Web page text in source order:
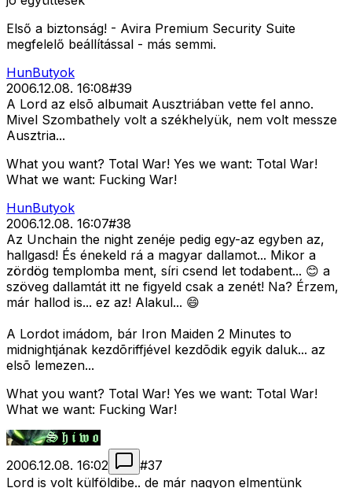
Első a biztonság! - Avira Premium Security Suite
megfelelő beállítással - más semmi.
HunButyok
2006.12.08. 16:08#39
A Lord az elsõ albumait Ausztriában vette fel anno.
Mivel Szombathely volt a székhelyük, nem volt messze
Ausztria...
What you want? Total War! Yes we want: Total War!
What we want: Fucking War!
HunButyok
2006.12.08. 16:07#38
Az Unchain the night zenéje pedig egy-az egyben az,
hallgasd! És énekeld rá a magyar dallamot... Mikor a
zördög templomba ment, síri csend let todabent... 😊 a
szöveg dallamtát itt ne figyeld csak a zenét! Na? Érzem,
már hallod is... ez az! Alakul... 😄
A Lordot imádom, bár Iron Maiden 2 Minutes to
midnightjának kezdõriffjével kezdõdik egyik daluk... az
elsõ lemezen...
What you want? Total War! Yes we want: Total War!
What we want: Fucking War!
2006.12.08. 16:02 #37
Lord is volt külföldibe.. de már nagyon elmentünk